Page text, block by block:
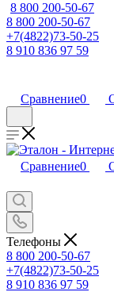
8 800 200-50-67
8 800 200-50-67
+7(4822)73-50-25
8 910 836 97 59
Сравнение0
Сравнение0
Телефоны
8 800 200-50-67
+7(4822)73-50-25
8 910 836 97 59